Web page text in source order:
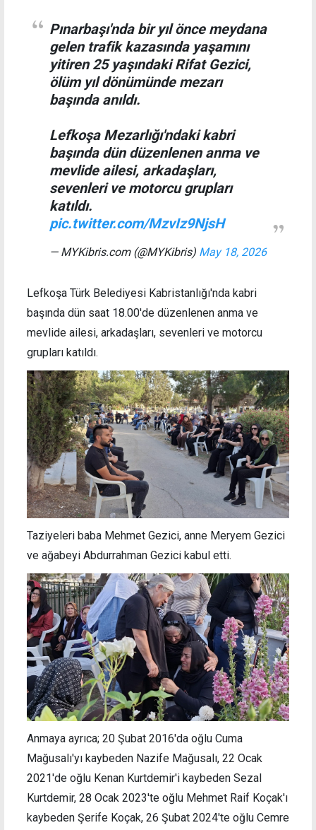
Pınarbaşı'nda bir yıl önce meydana
gelen trafik kazasında yaşamını
yitiren 25 yaşındaki Rifat Gezici,
ölüm yıl dönümünde mezarı
başında anıldı.
Lefkoşa Mezarlığı'ndaki kabri
başında dün düzenlenen anma ve
mevlide ailesi, arkadaşları,
sevenleri ve motorcu grupları
katıldı.
pic.twitter.com/MzvIz9NjsH
— MYKibris.com (@MYKibris) May 18, 2026
Lefkoşa Türk Belediyesi Kabristanlığı'nda kabri
başında dün saat 18.00'de düzenlenen anma ve
mevlide ailesi, arkadaşları, sevenleri ve motorcu
grupları katıldı.
Taziyeleri baba Mehmet Gezici, anne Meryem Gezici
ve ağabeyi Abdurrahman Gezici kabul etti.
Anmaya ayrıca; 20 Şubat 2016'da oğlu Cuma
Mağusalı'yı kaybeden Nazife Mağusalı, 22 Ocak
2021'de oğlu Kenan Kurtdemir'i kaybeden Sezal
Kurtdemir, 28 Ocak 2023'te oğlu Mehmet Raif Koçak'ı
kaybeden Şerife Koçak, 26 Şubat 2024'te oğlu Cemre